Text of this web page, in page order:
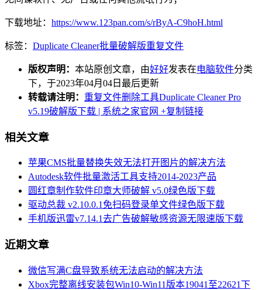
下载地址： https://www.123pan.com/s/rByA-C9hoH.html
标签： Duplicate Cleaner批量破解版重复文件
版权声明： 本站原创文章，由好好发表在电脑软件分类
下，于2023年04月04日最后更新
转载请注明： 重复文件删除工具Duplicate Cleaner Pro
v5.19破解版下载 | 系统之家官网 +复制链接
相关文章
苹果CMS批量替换失效无法打开图片的解决方法
Autodesk软件批量激活工具支持2014-2023产品
圆红章制作软件印章大师破解 v5.0绿色版下载
驱动总裁 v2.10.0.1免扫码登录单文件绿色版下载
手机版迅雷v7.14.1去广告破解敏感资源无限速版下载
近期文章
微信写满C盘导致系统无法启动的解决方法
Xbox完整离线安装包Win10-Win11版本19041至22621下